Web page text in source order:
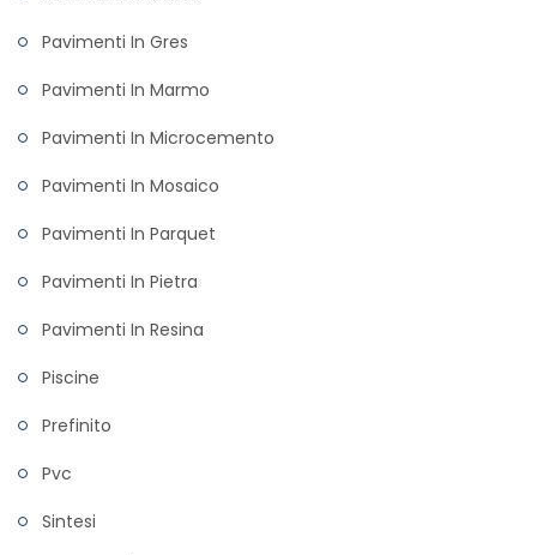
Pavimenti In Gres
Pavimenti In Marmo
Pavimenti In Microcemento
Pavimenti In Mosaico
Pavimenti In Parquet
Pavimenti In Pietra
Pavimenti In Resina
Piscine
Prefinito
Pvc
Sintesi